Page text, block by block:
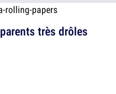
très drôles